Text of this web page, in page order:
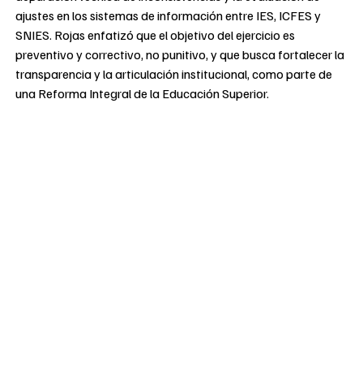
ajustes en los sistemas de información entre IES, ICFES y
SNIES. Rojas enfatizó que el objetivo del ejercicio es
preventivo y correctivo, no punitivo, y que busca fortalecer la
transparencia y la articulación institucional, como parte de
una Reforma Integral de la Educación Superior.